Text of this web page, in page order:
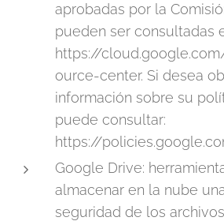
aprobadas por la
pueden ser consultadas
https://
ource-center. Si desea
información sobre su
puede consultar:
https://
Google Drive:
almacenar en la nube
seguridad de los